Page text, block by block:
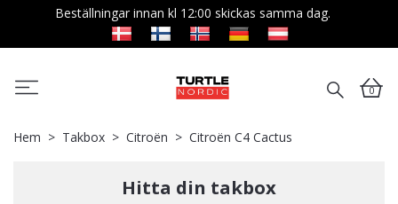
Beställningar innan kl 12:00 skickas samma dag.
0
Hem Takbox Citroën Citroën C4 Cactus
Hitta din takbox